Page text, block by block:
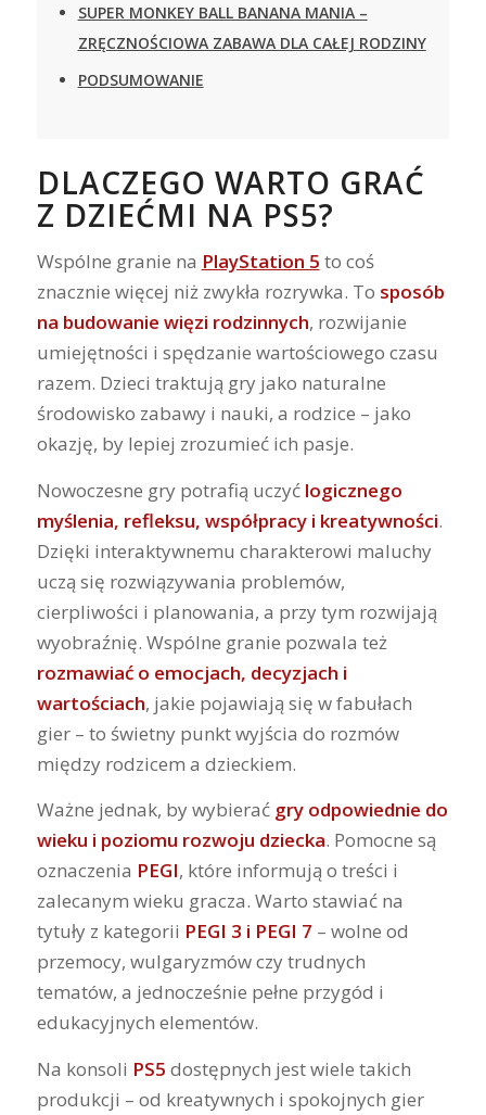
SUPER MONKEY BALL BANANA MANIA –
ZRĘCZNOŚCIOWA ZABAWA DLA CAŁEJ RODZINY
PODSUMOWANIE
DLACZEGO WARTO GRAĆ
Z DZIEĆMI NA PS5?
Wspólne granie na PlayStation 5 to coś
znacznie więcej niż zwykła rozrywka. To sposób
na budowanie więzi rodzinnych, rozwijanie
umiejętności i spędzanie wartościowego czasu
razem. Dzieci traktują gry jako naturalne
środowisko zabawy i nauki, a rodzice – jako
okazję, by lepiej zrozumieć ich pasje.
Nowoczesne gry potrafią uczyć logicznego
myślenia, refleksu, współpracy i kreatywności.
Dzięki interaktywnemu charakterowi maluchy
uczą się rozwiązywania problemów,
cierpliwości i planowania, a przy tym rozwijają
wyobraźnię. Wspólne granie pozwala też
rozmawiać o emocjach, decyzjach i
wartościach, jakie pojawiają się w fabułach
gier – to świetny punkt wyjścia do rozmów
między rodzicem a dzieckiem.
Ważne jednak, by wybierać gry odpowiednie do
wieku i poziomu rozwoju dziecka. Pomocne są
oznaczenia PEGI, które informują o treści i
zalecanym wieku gracza. Warto stawiać na
tytuły z kategorii PEGI 3 i PEGI 7 – wolne od
przemocy, wulgaryzmów czy trudnych
tematów, a jednocześnie pełne przygód i
edukacyjnych elementów.
Na konsoli PS5 dostępnych jest wiele takich
produkcji – od kreatywnych i spokojnych gier